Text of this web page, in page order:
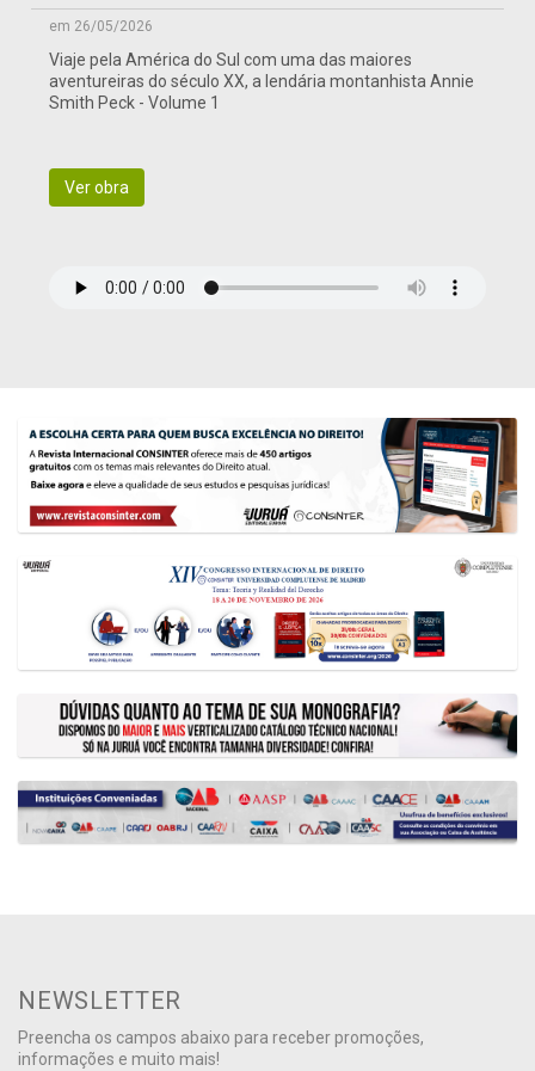
em 26/05/2026
Viaje pela América do Sul com uma das maiores
aventureiras do século XX, a lendária montanhista Annie
Smith Peck - Volume 1
Ver obra
NEWSLETTER
Preencha os campos abaixo para receber promoções,
informações e muito mais!